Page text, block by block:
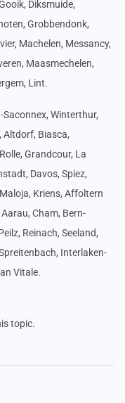
Diksmuide,
Grobbendonk,
Machelen, Messancy,
Maasmechelen,
Lint.
Saconnex, Winterthur,
Altdorf, Biasca,
Grandcour, La
Davos, Spiez,
Kriens, Affoltern
Cham, Bern-
Reinach, Seeland,
Interlaken-
Vitale.
topic.